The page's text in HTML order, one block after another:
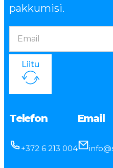
pakkumisi.
Liitu
Telefon
+372 6 213 004
Email